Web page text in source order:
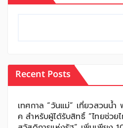
Recent Posts
เทศกาล “วันแม่” เที่ยวสวนน้ำ
ค สำหรับผู้ได้รับสิทธิ์ “ไทยช่ว